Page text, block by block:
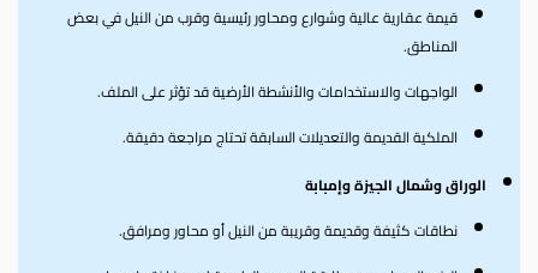
قيمة عقارية عالية وشوارع ومحاور رئيسية وقرب من النيل في بعض
المناطق.
الواجهات والاستخدامات والأنشطة الأرضية قد تؤثر على الملف.
الملكية القديمة والتعديلات السابقة تحتاج مراجعة دقيقة.
الوراق وشمال الجيزة وإمبابة
نطاقات كثيفة وقديمة وقريبة من النيل أو محاور ومرافق.